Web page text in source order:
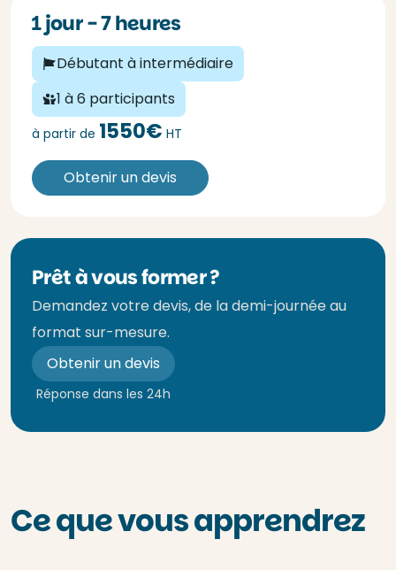
1 jour - 7 heures
Débutant à intermédiaire
1 à 6 participants
à partir de 1550€ HT
Obtenir un devis
Prêt à vous former ?
Demandez votre devis, de la demi-journée au
format sur-mesure.
Obtenir un devis
Réponse dans les 24h
Ce que vous apprendrez